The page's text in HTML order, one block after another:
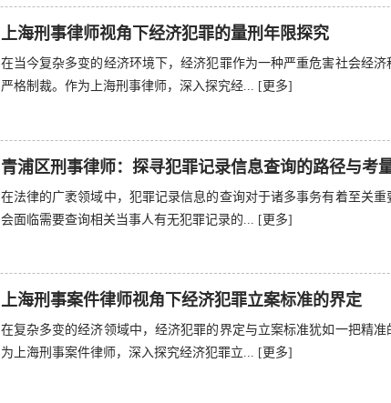
上海刑事律师视角下经济犯罪的量刑年限探究
在当今复杂多变的经济环境下，经济犯罪作为一种严重危害社会经
严格制裁。作为上海刑事律师，深入探究经... [更多]
青浦区刑事律师：探寻犯罪记录信息查询的路径与考
在法律的广袤领域中，犯罪记录信息的查询对于诸多事务有着至关
会面临需要查询相关当事人有无犯罪记录的... [更多]
上海刑事案件律师视角下经济犯罪立案标准的界定
在复杂多变的经济领域中，经济犯罪的界定与立案标准犹如一把精
为上海刑事案件律师，深入探究经济犯罪立...
[更多]